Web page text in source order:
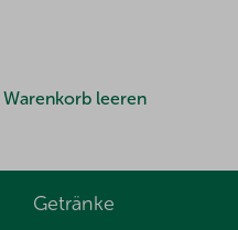
Warenkorb leeren
Getränke